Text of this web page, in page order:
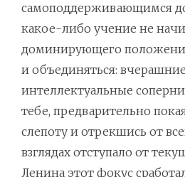
самоподдерживающимся
какое-либо учение не
доминирующего
и объединяться: вчерашние
интеллектуальные
тебе, предварительно
слепоту и отрекшись от
взглядах отступало от
Ленина этот фокус